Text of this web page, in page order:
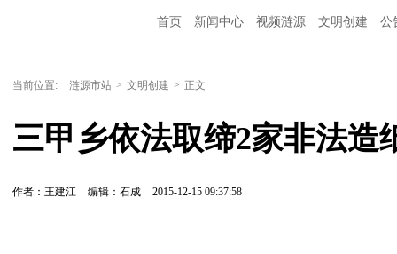
首页 新闻中心 视频涟源 文明创建 公
当前位置: 涟源市站 > 文明创建 > 正文
三甲乡依法取缔2家非法造
作者：王建江 编辑：石成 2015-12-15 09:37:58